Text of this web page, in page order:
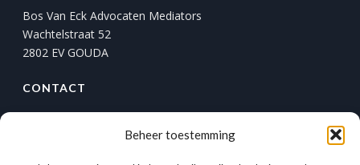
Beheer toestemming
Bos Van Eck Advocaten Mediators
Wachtelstraat 52
2802 EV GOUDA
CONTACT
F. +31 (0)182 58 58 71